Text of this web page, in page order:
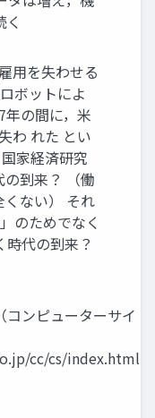
く
用を失わせる
ボットによ
年の間に，米
わ れた とい
家経済研究
到来？ （働
くない） それ
のためでなく
時代の到来？
コンピューターサイ
cc/cs/index.html